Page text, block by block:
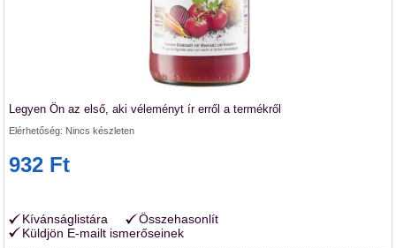
Legyen Ön az első, aki véleményt ír erről a termékről
Elérhetőség: Nincs készleten
932 Ft
Kívánságlistára
Összehasonlít
Küldjön E-mailt ismerőseinek